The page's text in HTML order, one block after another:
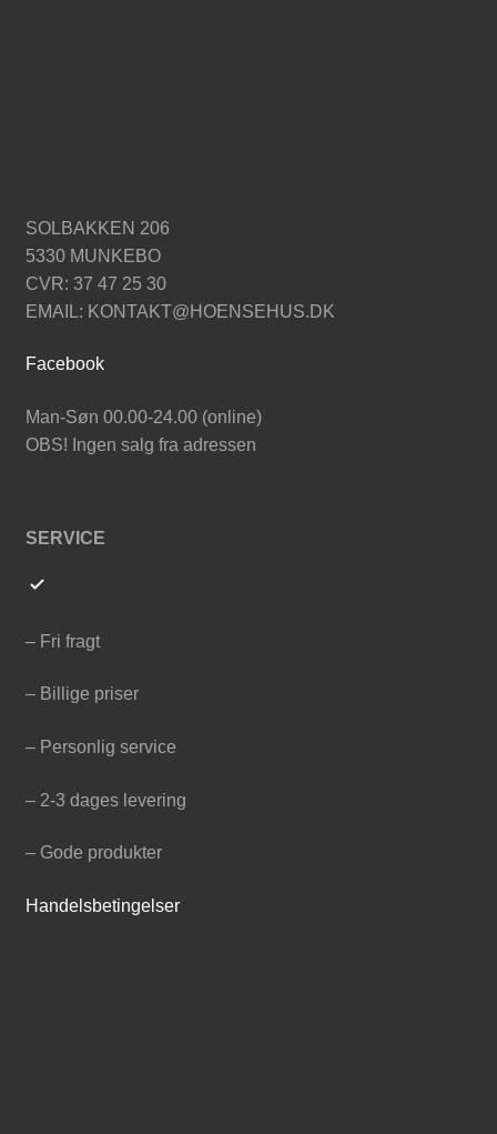
SOLBAKKEN 206
5330 MUNKEBO
CVR: 37 47 25 30
EMAIL: KONTAKT@HOENSEHUS.DK
Facebook
Man-Søn 00.00-24.00 (online)
OBS! Ingen salg fra adressen
SERVICE
– Fri fragt
– Billige priser
– Personlig service
– 2-3 dages levering
– Gode produkter
Handelsbetingelser